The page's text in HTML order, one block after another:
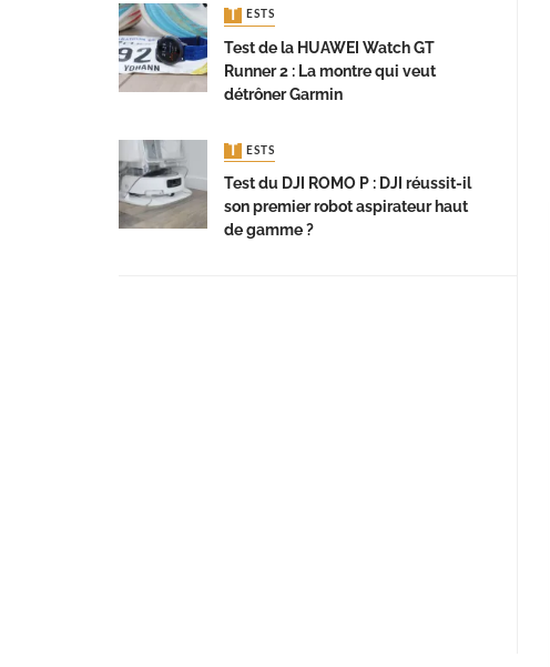
TESTS
Test de la HUAWEI Watch GT
Runner 2 : La montre qui veut
détrôner Garmin
TESTS
Test du DJI ROMO P : DJI réussit-il
son premier robot aspirateur haut
de gamme ?